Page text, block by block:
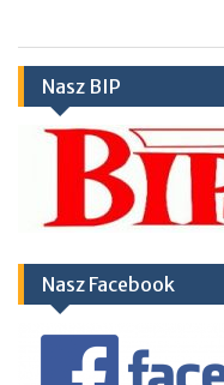
Nasz BIP
Nasz Facebook